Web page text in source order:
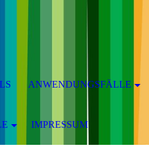
ANWENDUNGSFÄLLE
IMPRESSUM